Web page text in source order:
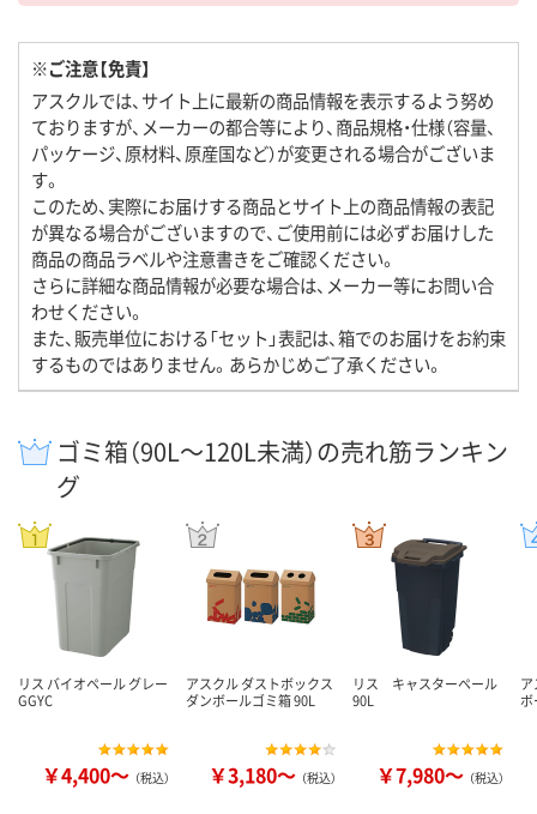
※ご注意【免責】
アスクルでは、サイト上に最新の商品情報を表示するよう努め
ておりますが、メーカーの都合等により、商品規格・仕様（容量、
パッケージ、原材料、原産国など）が変更される場合がございま
す。
このため、実際にお届けする商品とサイト上の商品情報の表記
が異なる場合がございますので、ご使用前には必ずお届けした
商品の商品ラベルや注意書きをご確認ください。
さらに詳細な商品情報が必要な場合は、メーカー等にお問い合
わせください。
また、販売単位における「セット」表記は、箱でのお届けをお約束
するものではありません。あらかじめご了承ください。
ゴミ箱（90L～120L未満）の売れ筋ランキン
グ
リス バイオペール グレー
GGYC
￥4,400～ （税込）
アスクル ダストボックス
ダンボールゴミ箱 90L
￥3,180～ （税込）
リス キャスターペール
90L
￥7,980～ （税込）
ボ